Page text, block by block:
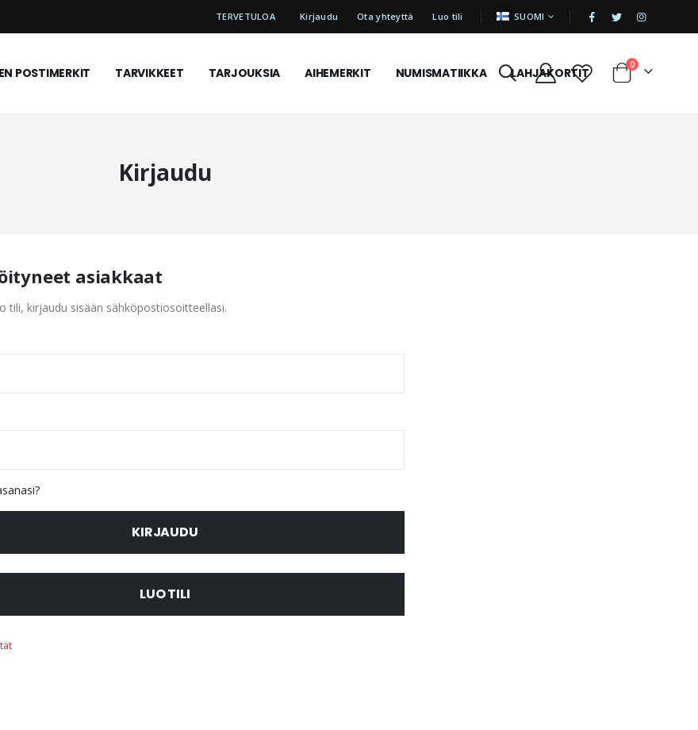
TERVETULOA Kirjaudu Ota yhteyttä Luo tili KIELI SUOMI |
POSTIMERKIT TARVIKKEET TARJOUKSIA AIHEMERKIT NUMISMATIIKKA LAHJAKORTIT Cart
0tuotetta
Kirjaudu
asiakkaat
tili, kirjaudu sisään sähköpostiosoitteellasi.
KIRJAUDU
LUO TILI